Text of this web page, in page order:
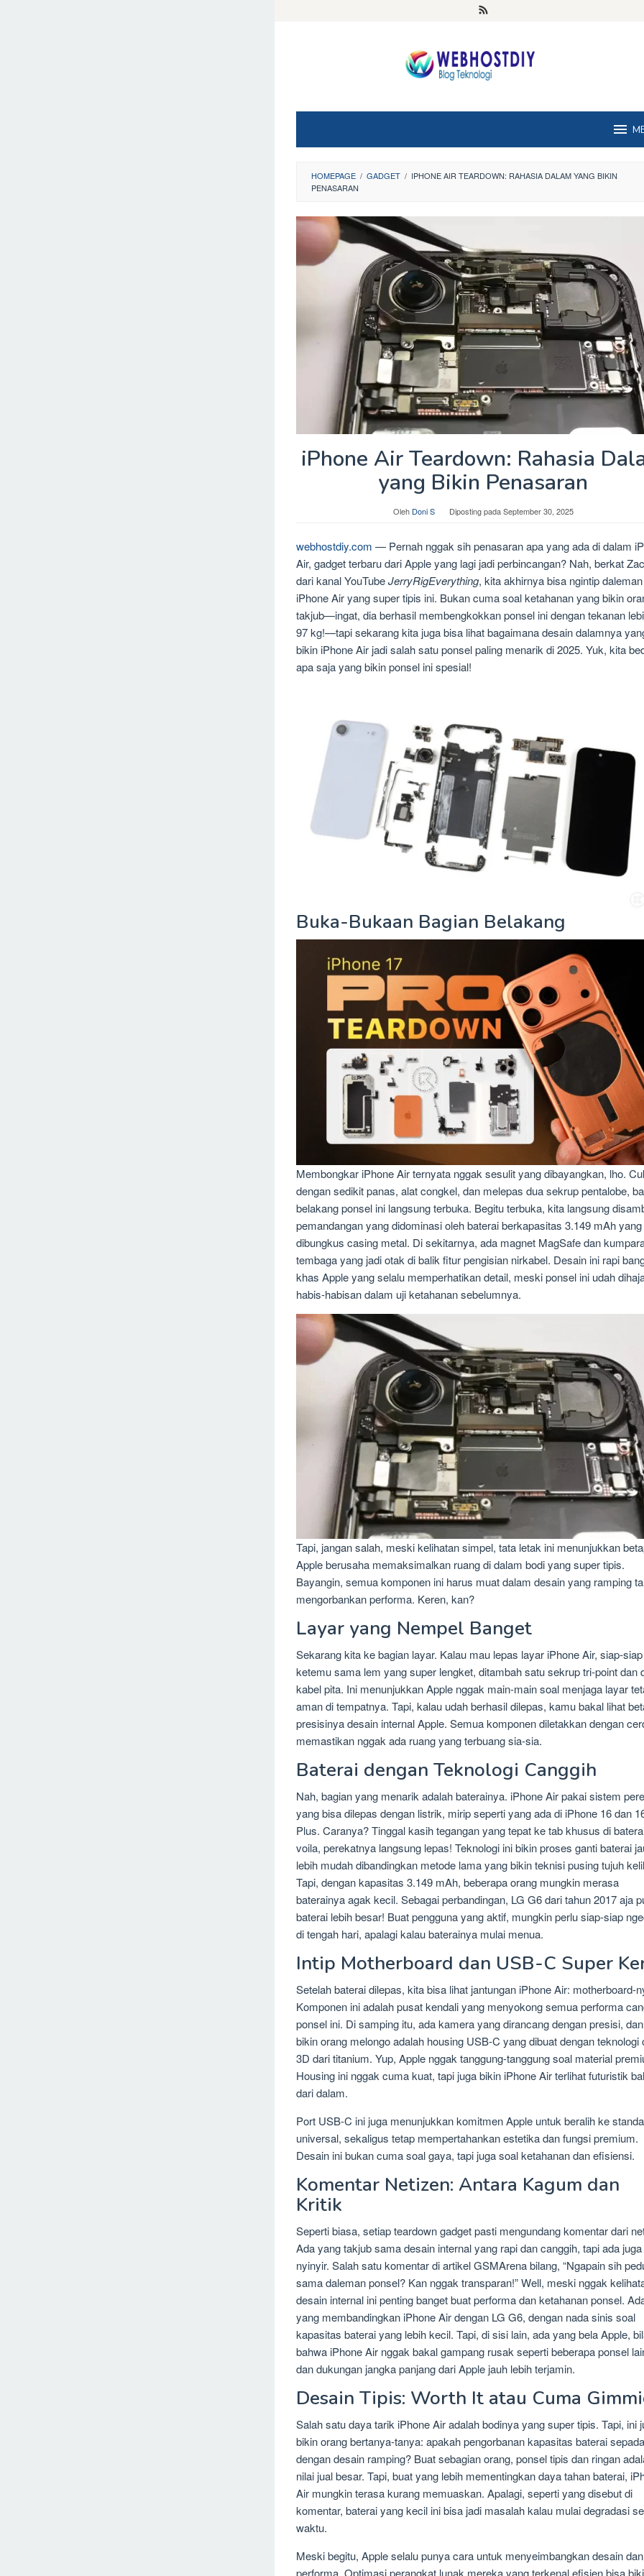
HOMEPAGE / GADGET / IPHONE AIR TEARDOWN: RAHASIA DALAM YANG BIKIN
PENASARAN
iPhone Air Teardown: Rahasia
yang Bikin Penasaran
Oleh Doni S Diposting padaSeptember 30, 2025
webhostdiy.com — Pernah nggak sih penasaran apa yang ada di dalam
Air, gadget terbaru dari Apple yang lagi jadi perbincangan? Nah, berkat
dari kanal YouTubeJerryRigEverything, kita akhirnya bisa ngintip daleman
iPhone Air yang super tipis ini. Bukan cuma soal ketahanan yang bikin
takjub—ingat, dia berhasil membengkokkan ponsel ini dengan tekanan
97 kg!—tapi sekarang kita juga bisa lihat bagaimana desain dalamnya
bikin iPhone Air jadi salah satu ponsel paling menarik di 2025. Yuk, kita
apa saja yang bikin ponsel ini spesial!
Buka-Bukaan Bagian Belakang
Membongkar iPhone Air ternyata nggak sesulit yang dibayangkan, lho.
dengan sedikit panas, alat congkel, dan melepas dua sekrup pentalobe,
belakang ponsel ini langsung terbuka. Begitu terbuka, kita langsung
pemandangan yang didominasi oleh baterai berkapasitas 3.149 mAh yang
dibungkus casing metal. Di sekitarnya, ada magnet MagSafe dan
tembaga yang jadi otak di balik fitur pengisian nirkabel. Desain ini rapi
khas Apple yang selalu memperhatikan detail, meski ponsel ini udah
habis-habisan dalam uji ketahanan sebelumnya.
Tapi, jangan salah, meski kelihatan simpel, tata letak ini menunjukkan
Apple berusaha memaksimalkan ruang di dalam bodi yang super tipis.
Bayangin, semua komponen ini harus muat dalam desain yang ramping
mengorbankan performa. Keren, kan?
Layar yang Nempel Banget
Sekarang kita ke bagian layar. Kalau mau lepas layar iPhone Air, siap-siap
ketemu sama lem yang super lengket, ditambah satu sekrup tri-point dan
kabel pita. Ini menunjukkan Apple nggak main-main soal menjaga layar
aman di tempatnya. Tapi, kalau udah berhasil dilepas, kamu bakal lihat
presisinya desain internal Apple. Semua komponen diletakkan dengan
memastikan nggak ada ruang yang terbuang sia-sia.
Baterai dengan Teknologi Canggih
Nah, bagian yang menarik adalah baterainya. iPhone Air pakai sistem
yang bisa dilepas dengan listrik, mirip seperti yang ada di iPhone 16 dan
Plus. Caranya? Tinggal kasih tegangan yang tepat ke tab khusus di
voila, perekatnya langsung lepas! Teknologi ini bikin proses ganti baterai
lebih mudah dibandingkan metode lama yang bikin teknisi pusing tujuh
Tapi, dengan kapasitas 3.149 mAh, beberapa orang mungkin merasa
baterainya agak kecil. Sebagai perbandingan, LG G6 dari tahun 2017 aja
baterai lebih besar! Buat pengguna yang aktif, mungkin perlu siap-siap
di tengah hari, apalagi kalau baterainya mulai menua.
Intip Motherboard dan USB-C Super
Setelah baterai dilepas, kita bisa lihat jantungan iPhone Air: motherboard-
Komponen ini adalah pusat kendali yang menyokong semua performa
ponsel ini. Di samping itu, ada kamera yang dirancang dengan presisi,
bikin orang melongo adalah housing USB-C yang dibuat dengan teknologi
3D dari titanium. Yup, Apple nggak tanggung-tanggung soal material
Housing ini nggak cuma kuat, tapi juga bikin iPhone Air terlihat futuristik
dari dalam.
Port USB-C ini juga menunjukkan komitmen Apple untuk beralih ke
universal, sekaligus tetap mempertahankan estetika dan fungsi premium.
Desain ini bukan cuma soal gaya, tapi juga soal ketahanan dan efisiensi.
Komentar Netizen: Antara Kagum dan
Kritik
Seperti biasa, setiap teardown gadget pasti mengundang komentar dari
Ada yang takjub sama desain internal yang rapi dan canggih, tapi ada
nyinyir. Salah satu komentar di artikel GSMArena bilang, “Ngapain sih
sama daleman ponsel? Kan nggak transparan!” Well, meski nggak
desain internal ini penting banget buat performa dan ketahanan ponsel.
yang membandingkan iPhone Air dengan LG G6, dengan nada sinis soal
kapasitas baterai yang lebih kecil. Tapi, di sisi lain, ada yang bela Apple,
bahwa iPhone Air nggak bakal gampang rusak seperti beberapa ponsel
dan dukungan jangka panjang dari Apple jauh lebih terjamin.
Desain Tipis: Worth It atau Cuma
Salah satu daya tarik iPhone Air adalah bodinya yang super tipis. Tapi, ini
bikin orang bertanya-tanya: apakah pengorbanan kapasitas baterai
dengan desain ramping? Buat sebagian orang, ponsel tipis dan ringan
nilai jual besar. Tapi, buat yang lebih mementingkan daya tahan baterai,
Air mungkin terasa kurang memuaskan. Apalagi, seperti yang disebut di
komentar, baterai yang kecil ini bisa jadi masalah kalau mulai degradasi
waktu.
Meski begitu, Apple selalu punya cara untuk menyeimbangkan desain dan
performa. Optimasi perangkat lunak mereka yang terkenal efisien bisa